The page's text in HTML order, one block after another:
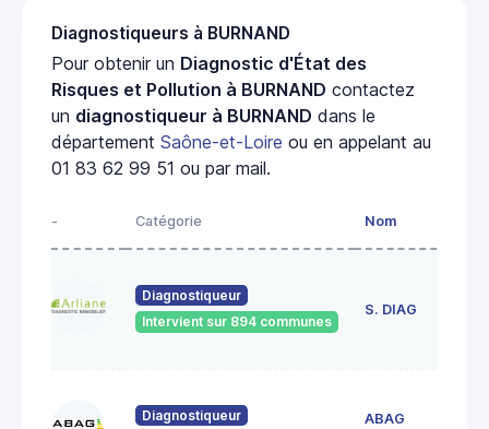
Diagnostiqueurs à BURNAND
Pour obtenir un Diagnostic d'État des
Risques et Pollution à BURNAND contactez
un diagnostiqueur à BURNAND dans le
département Saône-et-Loire ou en appelant au
01 83 62 99 51 ou par mail.
- Catégorie Nom
Diagnostiqueur
Intervient sur 894 communes
S. DIAG
Diagnostiqueur
ABAG